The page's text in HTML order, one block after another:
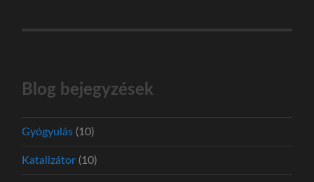
Blog bejegyzések
Gyógyulás (10)
Katalizátor (10)